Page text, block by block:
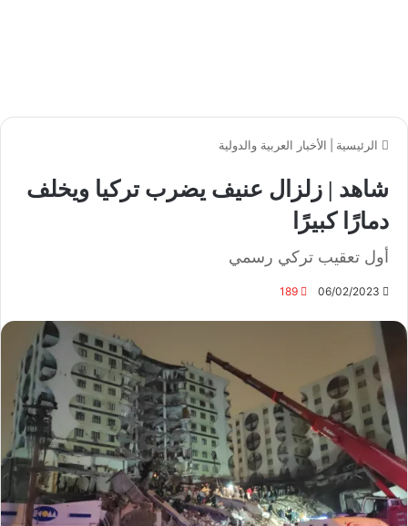
الرئيسية الأخبار العربية والدولية
شاهد | زلزال عنيف يضرب تركيا ويخلف
دمارًا كبيرًا
أول تعقيب تركي رسمي
06/02/2023
189